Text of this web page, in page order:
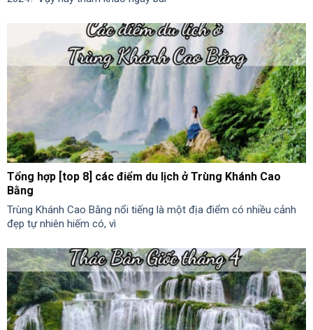
Tổng hợp [top 8] các điểm du lịch ở Trùng Khánh Cao
Bằng
Trùng Khánh Cao Bằng nổi tiếng là một địa điểm có nhiều cảnh
đẹp tự nhiên hiếm có, vì